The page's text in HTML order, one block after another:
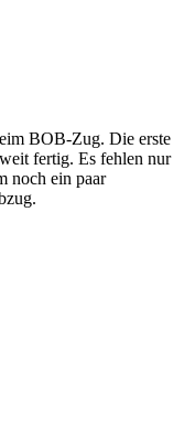
BOB-Zug. Die erste
fertig. Es fehlen nur
noch ein paar